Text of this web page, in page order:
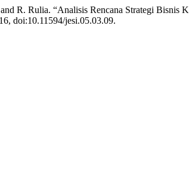
R. Rulia. “Analisis Rencana Strategi
doi:10.11594/jesi.05.03.09.